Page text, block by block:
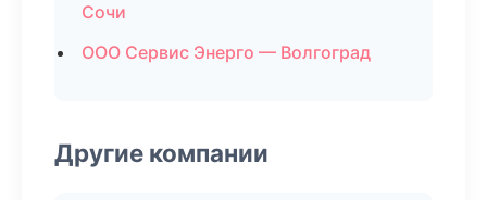
Сочи
ООО Сервис Энерго — Волгоград
Другие компании